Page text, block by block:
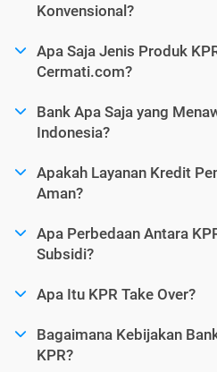
Konvensional?
Apa Saja Jenis Produk
Cermati.com?
Bank Apa Saja yang
Indonesia?
Apakah Layanan Kredit
Aman?
Apa Perbedaan Antara
Subsidi?
Apa Itu KPR Take Over?
Bagaimana Kebijakan
KPR?